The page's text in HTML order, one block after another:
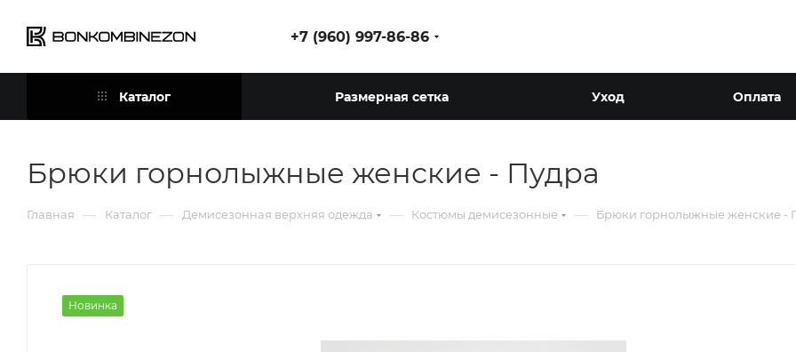
+7 (960) 997-86-86
Каталог Размерная сетка Уход Оплата
Брюки горнолыжные женские - Пудра
Главная — Каталог — Демисезонная верхняя одежда — Костюмы демисезонные — Брюки горнолыжные женские -
Новинка